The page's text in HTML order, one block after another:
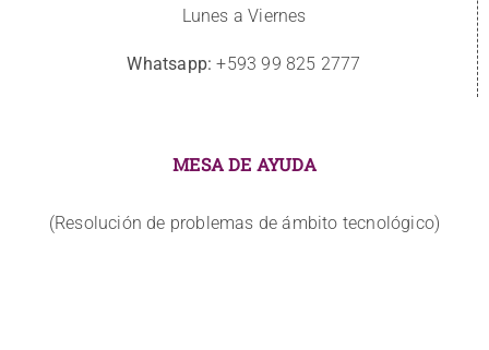
Lunes a Viernes
Whatsapp: +593 99 825 2777
MESA DE AYUDA
(Resolución de problemas de ámbito tecnológico)